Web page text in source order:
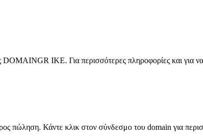
DOMAINGR ΙΚΕ. Για περισσότερες πληροφορίες και για
πώληση. Κάντε κλικ στον σύνδεσμο του domain για